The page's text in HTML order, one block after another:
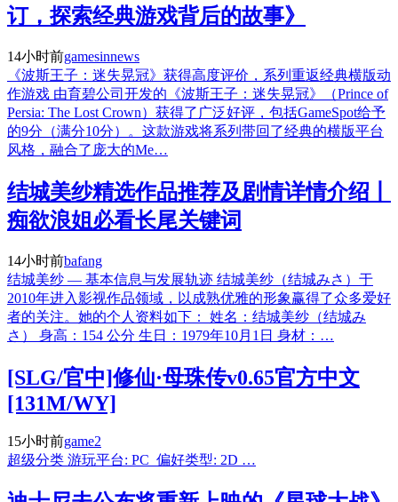
订，探索经典游戏背后的故事》
14小时前gamesinnews
《波斯王子：迷失晃冠》获得高度评价，系列重返经典横版动
作游戏 由育碧公司开发的《波斯王子：迷失晃冠》（Prince of
Persia: The Lost Crown）获得了广泛好评，包括GameSpot给予
的9分（满分10分）。这款游戏将系列带回了经典的横版平台
风格，融合了庞大的Me…
结城美纱精选作品推荐及剧情详情介绍丨
痴欲浪姐必看长尾关键词
14小时前bafang
结城美纱 — 基本信息与发展轨迹 结城美纱（结城みさ）于
2010年进入影视作品领域，以成熟优雅的形象赢得了众多爱好
者的关注。她的个人资料如下： 姓名：结城美纱（结城み
さ） 身高：154 公分 生日：1979年10月1日 身材：…
[SLG/官中]修仙·母珠传v0.65官方中文
[131M/WY]
15小时前game2
超级分类 游玩平台: PC 偏好类型: 2D …